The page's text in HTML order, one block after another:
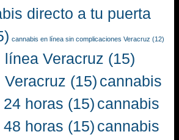
directo a tu puerta
cannabis en línea sin complicaciones Veracruz (12)
Veracruz (15)
(15) cannabis
horas (15) cannabis
horas (15) cannabis